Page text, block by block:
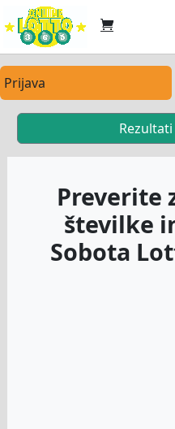
Prijava
Preverite
številke
Sobota